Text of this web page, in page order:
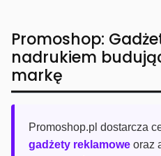
Promoshop:
nadrukiem
markę
Promoshop.pl dostarcza
gadżety reklamowe oraz